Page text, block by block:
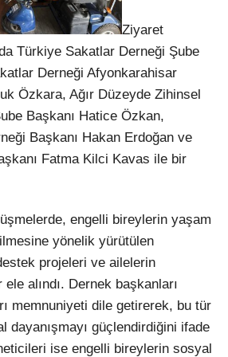
Ziyaret
Türkiye Sakatlar Derneği Şube
Derneği Afyonkarahisar
Özkara, Ağır Düzeyde Zihinsel
Başkanı Hatice Özkan,
Başkanı Hakan Erdoğan ve
Fatma Kilci Kavas ile bir
engelli bireylerin yaşam
yönelik yürütülen
projeleri ve ailelerin
ele alındı. Dernek başkanları
memnuniyeti dile getirerek, bu tür
dayanışmayı güçlendirdiğini ifade
ise engelli bireylerin sosyal